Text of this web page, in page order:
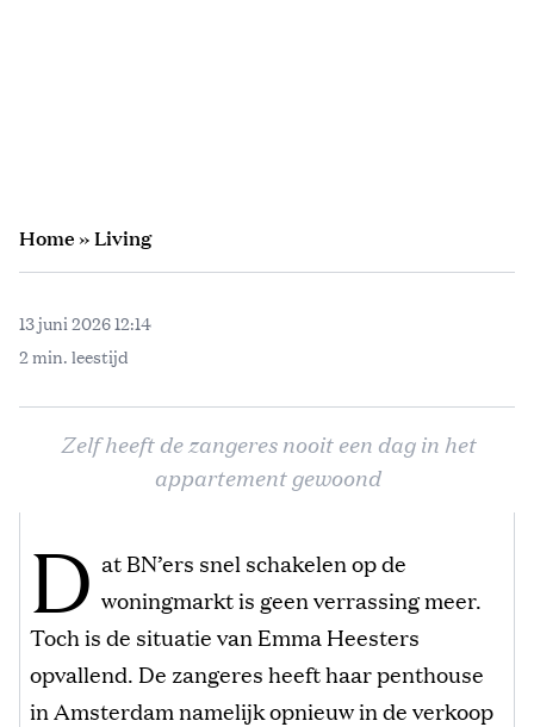
Home»Living
13 juni 2026 12:14
2 min. leestijd
Zelf heeft de zangeres nooit een dag in het
appartement gewoond
D at BN’ers snel schakelen op de
woningmarkt is geen verrassing meer.
Toch is de situatie van Emma Heesters
opvallend. De zangeres heeft haar penthouse
in Amsterdam namelijk opnieuw in de verkoop